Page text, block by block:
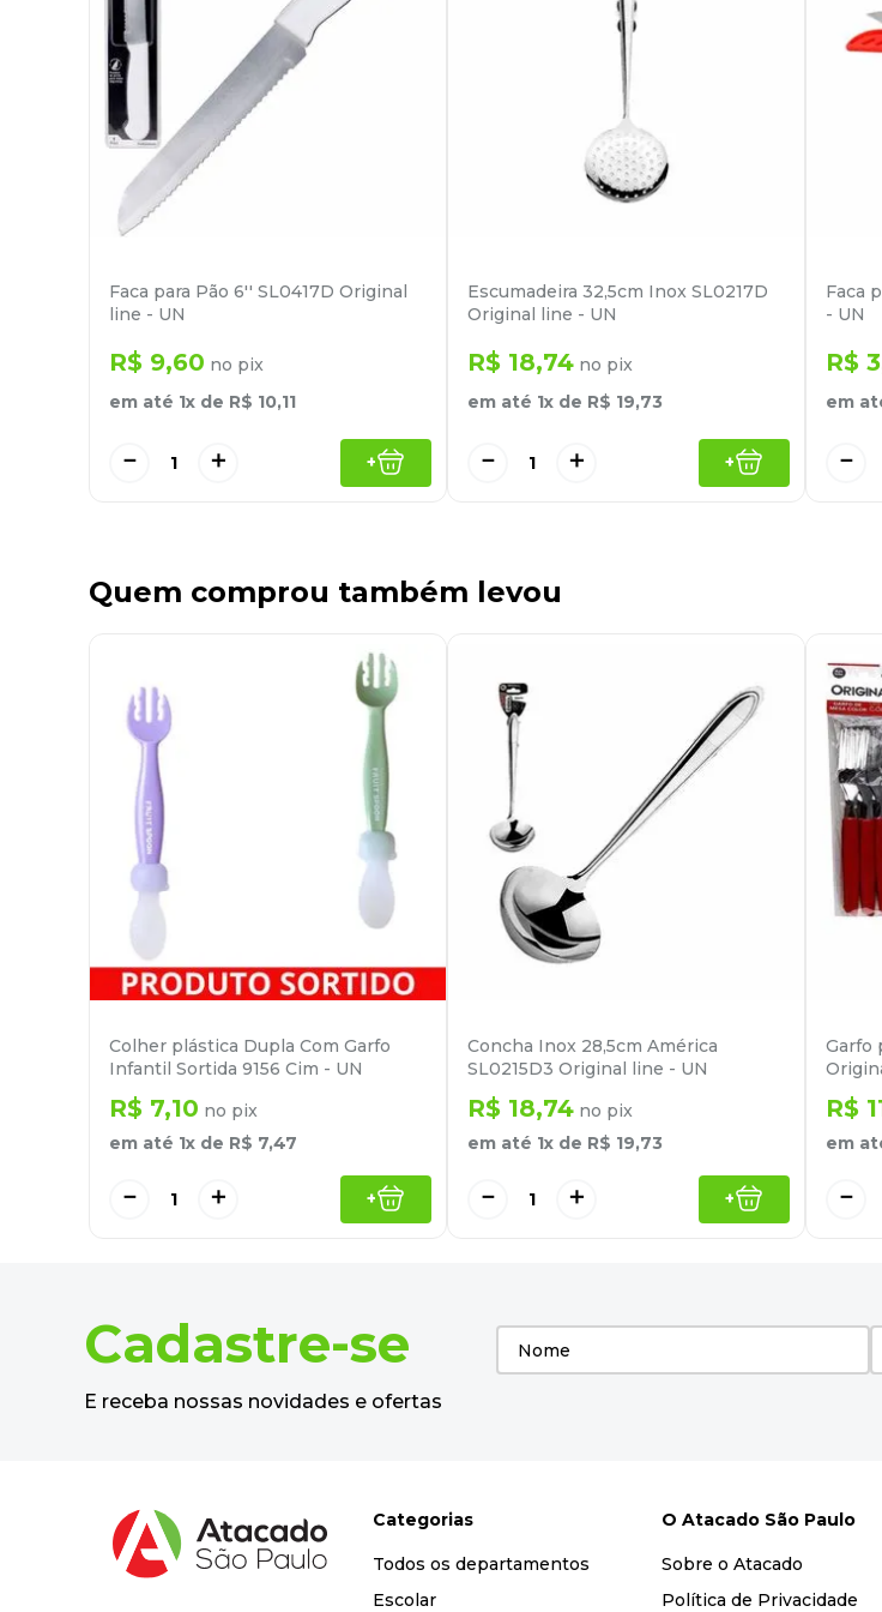
Faca para Pão 6'' SL0417D Original
line - UN
R$ 9,60 no pix
em até 1x de R$ 10,11
＋
－ +
Escumadeira 32,5cm Inox SL0217D
Original line - UN
R$ 18,74 no pix
em até 1x de R$ 19,73
＋
－ +
Faca
- UN
R$ 3
em
－
Quem comprou também levou
Colher plástica Dupla Com Garfo
Infantil Sortida 9156 Cim - UN
R$ 7,10 no pix
em até 1x de R$ 7,47
＋
－ +
Concha Inox 28,5cm América
SL0215D3 Original line - UN
R$ 18,74 no pix
em até 1x de R$ 19,73
＋
－ +
Garfo
R$
em
－
Cadastre-se
E receba nossas novidades e ofertas
Categorias
Todos os departamentos
Escolar
O Atacado São Paulo
Sobre o Atacado
Política de Privacidade